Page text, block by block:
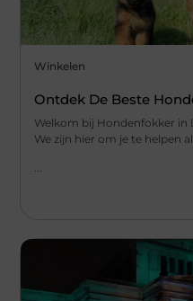
Winkelen
Ontdek De Beste
Welkom bij Hondenfokker in
We zijn hier om je te helpen
...